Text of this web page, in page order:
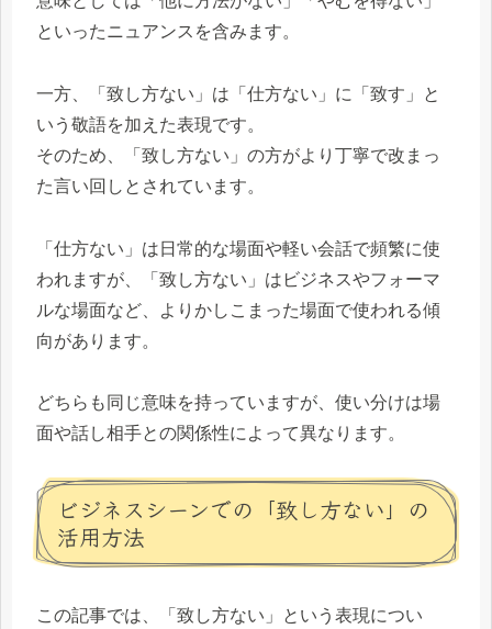
といったニュアンスを含みます。
一方、「致し方ない」は「仕方ない」に「致す」と
いう敬語を加えた表現です。
そのため、「致し方ない」の方がより丁寧で改まっ
た言い回しとされています。
「仕方ない」は日常的な場面や軽い会話で頻繁に使
われますが、「致し方ない」はビジネスやフォーマ
ルな場面など、よりかしこまった場面で使われる傾
向があります。
どちらも同じ意味を持っていますが、使い分けは場
面や話し相手との関係性によって異なります。
ビジネスシーンでの「致し方ない」の
活用方法
この記事では、「致し方ない」という表現につい